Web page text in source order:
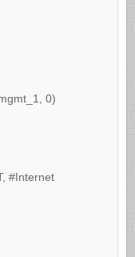
0)
#Internet